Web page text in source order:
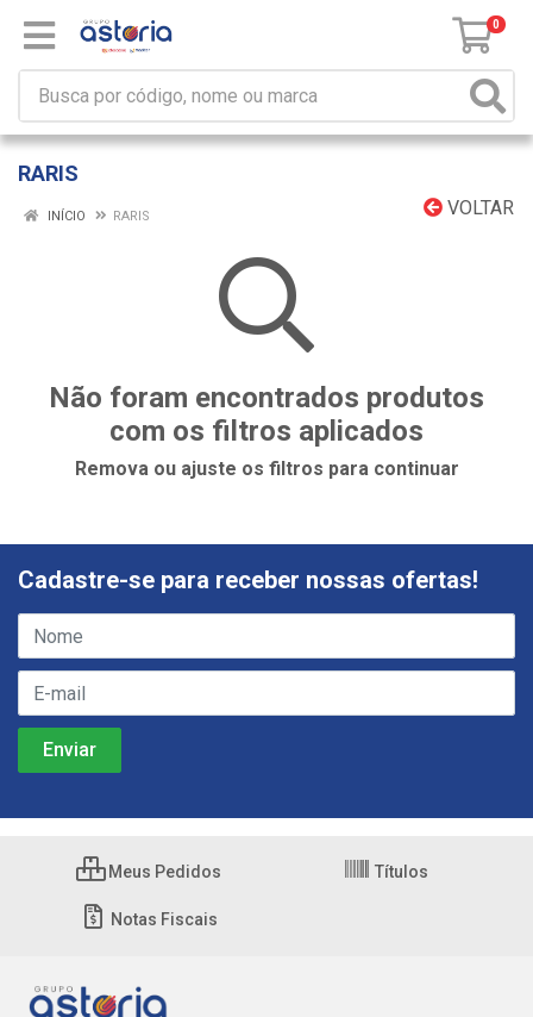
0
RARIS
VOLTAR
INÍCIO RARIS
Não foram encontrados produtos
com os filtros aplicados
Remova ou ajuste os filtros para continuar
Cadastre-se para receber nossas ofertas!
Meus Pedidos Títulos
Notas Fiscais